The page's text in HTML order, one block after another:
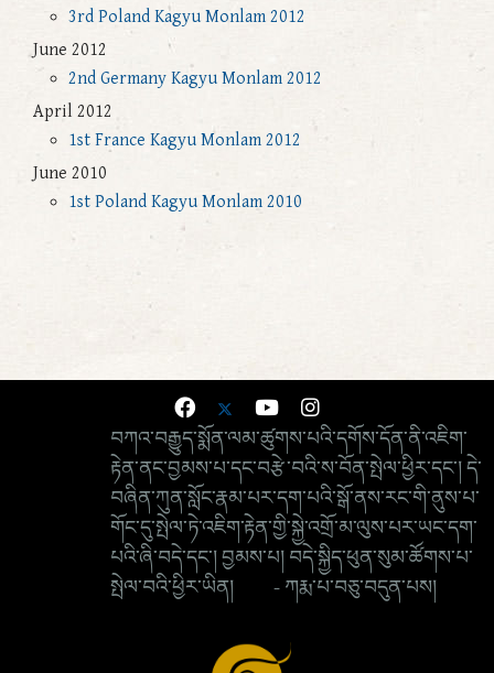
3rd Poland Kagyu Monlam 2012
June 2012
2nd Germany Kagyu Monlam 2012
April 2012
1st France Kagyu Monlam 2012
June 2010
1st Poland Kagyu Monlam 2010
བཀའ་བརྒྱུད་སྨོན་ལམ་ཚུགས་པའི་དགོས་དོན་ནི་འཇིག་
རྟེན་ནང་བྱམས་པ་དང་བརྩེ་བའི་ས་བོན་སྤེལ་ཕྱིར་དང་། དེ་
བཞིན་ཀུན་སློང་རྣམ་པར་དག་པའི་སྒོ་ནས་རང་གི་ནུས་པ་
གོང་དུ་སྤེལ་ཏེ་འཇིག་རྟེན་གྱི་སྐྱེ་འགྲོ་མ་ལུས་པར་ཡང་དག་
པའི་ཞི་བདེ་དང་། བྱམས་པ། བདེ་སྐྱིད་ཕུན་སུམ་ཚོགས་པ་
སྤེལ་བའི་ཕྱིར་ཡིན། - ཀརྨ་པ་བཅུ་བདུན་པས།